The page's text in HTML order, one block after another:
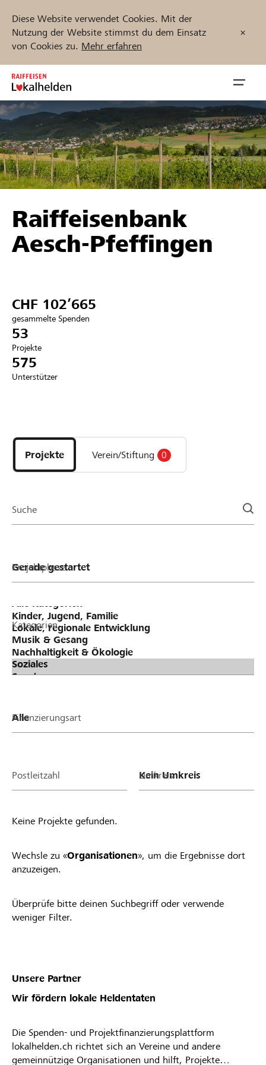
Diese Website verwendet Cookies. Mit der
Nutzung der Website stimmst du dem Einsatz
von Cookies zu. Mehr erfahren
Zum
Inhalt
springen
öffnen
Unterstützen
Hilfe & Support
Anmelden
Projekte und Organisationen finden
Jetzt starten
DE FR IT
Raiffeisenbank
Aesch-Pfeffingen
CHF 102’665
gesammelte Spenden
53
Projekte
575
Unterstützer
Projekte
und
Organisationen
Projekte Verein/Stiftung 0
Suche
Projektphase
Kategorien
Finanzierungsart
Postleitzahl Umkreis
Keine Projekte gefunden.
Wechsle zu «Organisationen», um die Ergebnisse dort
anzuzeigen.
Überprüfe bitte deinen Suchbegriff oder verwende
weniger Filter.
Unsere Partner
Wir fördern lokale Heldentaten
Die Spenden- und Projektfinanzierungsplattform
lokalhelden.ch richtet sich an Vereine und andere
gemeinnützige Organisationen und hilft, Projekte